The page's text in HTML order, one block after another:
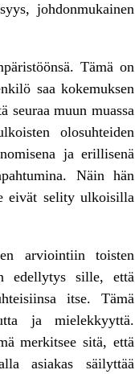
johdonmukainen
Tämä on
saa kokemuksen
seuraa muun muassa
olosuhteiden
ja erillisenä
Näin hän
eivät selity ulkoisilla
arviointiin toisten
edellytys sille, että
itse. Tämä
ja mielekkyyttä.
merkitsee sitä, että
asiakas säilyttää